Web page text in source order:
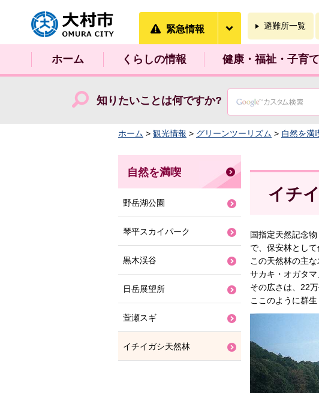
大村市
緊急情報 避難所一覧
ホーム くらしの情報 健康・福祉・子育て
知りたいことは何ですか?
ホーム > 観光情報 > グリーンツーリズム > 自然を満
イチ
国指定天然記念
で、保安林として
この天然林の主
サカキ・オガタ
その広さは、22
ここのように群
自然を満喫
野岳湖公園
琴平スカイパーク
黒木渓谷
日岳展望所
萱瀬スギ
イチイガシ天然林